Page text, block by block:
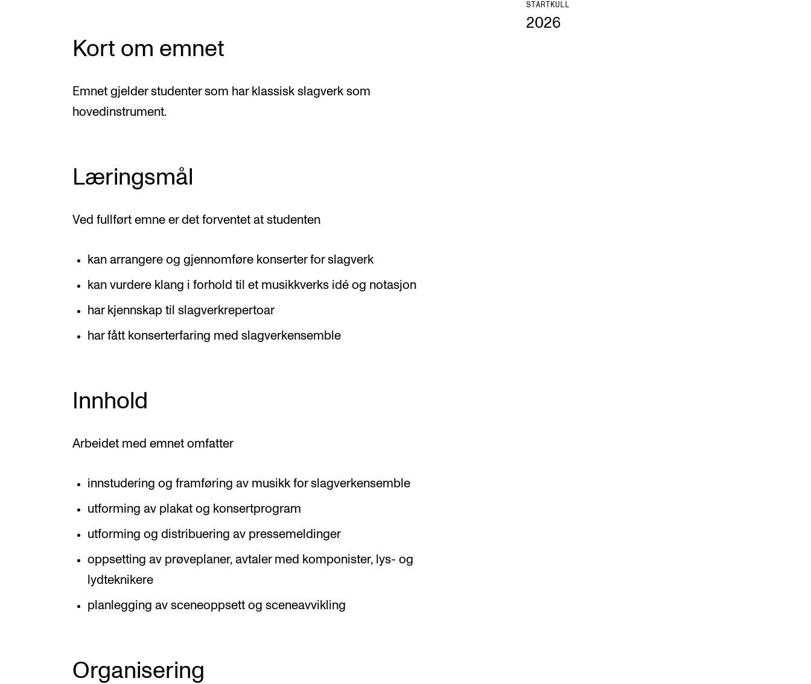
STARTKULL
2026
Kort om emnet
Emnet gjelder studenter som har klassisk slagverk som
hovedinstrument.
Læringsmål
Ved fullført emne er det forventet at studenten
kan arrangere og gjennomføre konserter for slagverk
kan vurdere klang i forhold til et musikkverks idé og notasjon
har kjennskap til slagverkrepertoar
har fått konserterfaring med slagverkensemble
Innhold
Arbeidet med emnet omfatter
innstudering og framføring av musikk for slagverkensemble
utforming av plakat og konsertprogram
utforming og distribuering av pressemeldinger
oppsetting av prøveplaner, avtaler med komponister, lys- og
lydteknikere
planlegging av sceneoppsett og sceneavvikling
Organisering